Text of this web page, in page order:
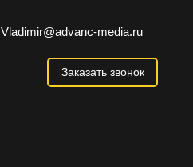
Vladimir@advanc-media.ru
Заказать звонок